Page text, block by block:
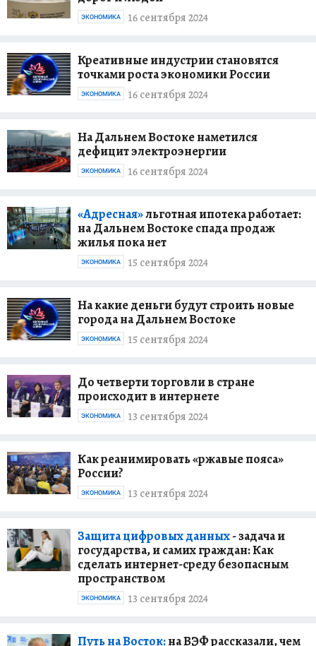
16 сентября 2024
ЭКОНОМИКА
Креативные индустрии становятся
точками роста экономики России
16 сентября 2024
ЭКОНОМИКА
На Дальнем Востоке наметился
дефицит электроэнергии
16 сентября 2024
ЭКОНОМИКА
«Адресная»льготная ипотека работает:
на Дальнем Востоке спада продаж
жилья пока нет
15 сентября 2024
ЭКОНОМИКА
На какие деньги будут строить новые
города на Дальнем Востоке
15 сентября 2024
ЭКОНОМИКА
До четверти торговли в стране
происходит в интернете
13 сентября 2024
ЭКОНОМИКА
Как реанимировать «ржавые пояса»
России?
13 сентября 2024
ЭКОНОМИКА
Защита цифровых данных- задача и
государства, и самих граждан: Как
сделать интернет-среду безопасным
пространством
13 сентября 2024
ЭКОНОМИКА
Путь на Восток:на ВЭФ рассказали, чем